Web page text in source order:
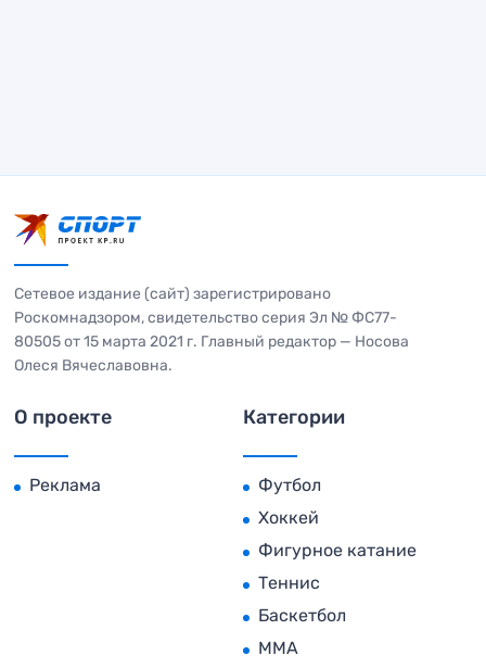
Сетевое издание (сайт) зарегистрировано
Роскомнадзором, свидетельство серия Эл № ФС77-
80505 от 15 марта 2021 г. Главный редактор — Носова
Олеся Вячеславовна.
О проекте
Реклама
Категории
Футбол
Хоккей
Фигурное катание
Теннис
Баскетбол
MMA